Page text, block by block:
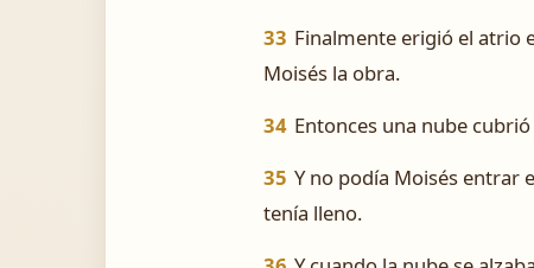
33 Finalmente erigió el atrio
Moisés la obra.
34 Entonces una nube
35 Y no podía Moisés entrar
tenía lleno.